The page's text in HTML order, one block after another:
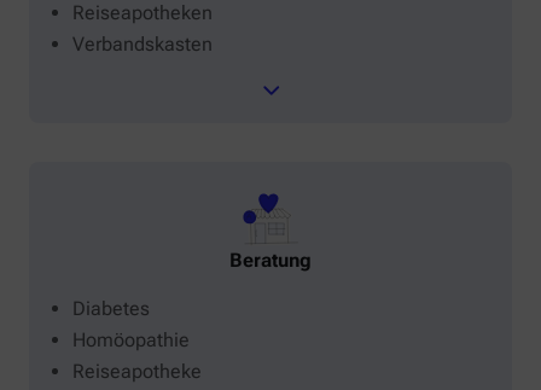
Reiseapotheken
Verbandskasten
Beratung
Diabetes
Homöopathie
Reiseapotheke